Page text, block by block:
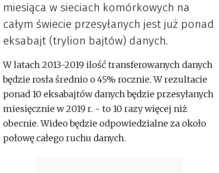
miesiąca w sieciach komórkowych na
całym świecie przesyłanych jest już ponad
eksabajt (trylion bajtów) danych.
W latach 2013-2019 ilość transferowanych danych
będzie rosła średnio o 45% rocznie. W rezultacie
ponad 10 eksabajtów danych będzie przesyłanych
miesięcznie w 2019 r. - to 10 razy więcej niż
obecnie. Wideo będzie odpowiedzialne za około
połowę całego ruchu danych.